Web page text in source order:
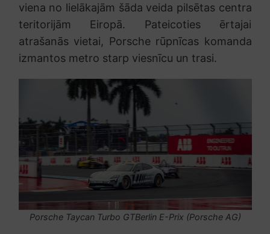
viena no lielākajām šāda veida pilsētas centra
teritorijām Eiropā. Pateicoties ērtajai
atrašanās vietai, Porsche rūpnīcas komanda
izmantos metro starp viesnīcu un trasi.
Porsche Taycan Turbo GTBerlin E-Prix (Porsche AG)